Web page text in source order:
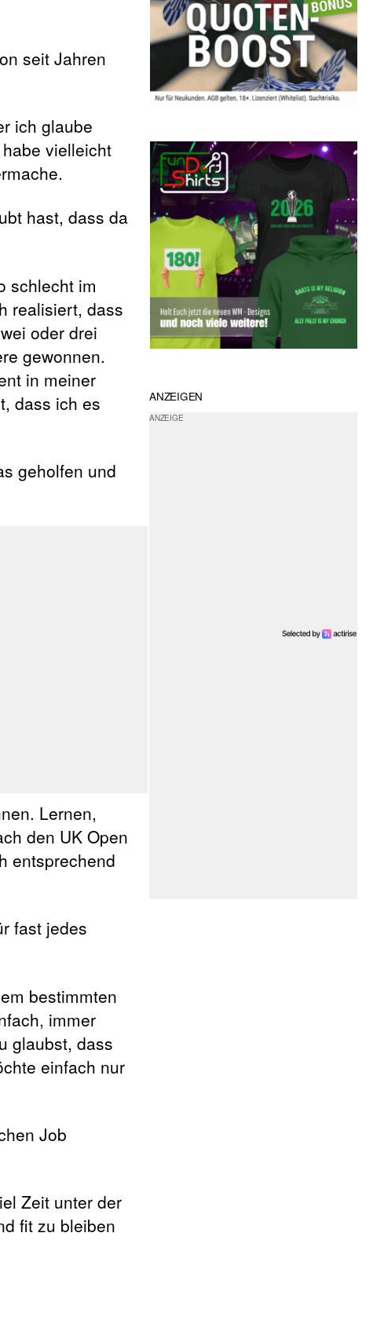
seit Jahren
ich glaube
vielleicht
hast, dass da
schlecht im
realisiert, dass
oder drei
gewonnen.
in meiner
dass ich es
geholfen und
Lernen,
den UK Open
entsprechend
fast jedes
bestimmten
immer
glaubst, dass
einfach nur
Job
Zeit unter der
fit zu bleiben
ANZEIGEN